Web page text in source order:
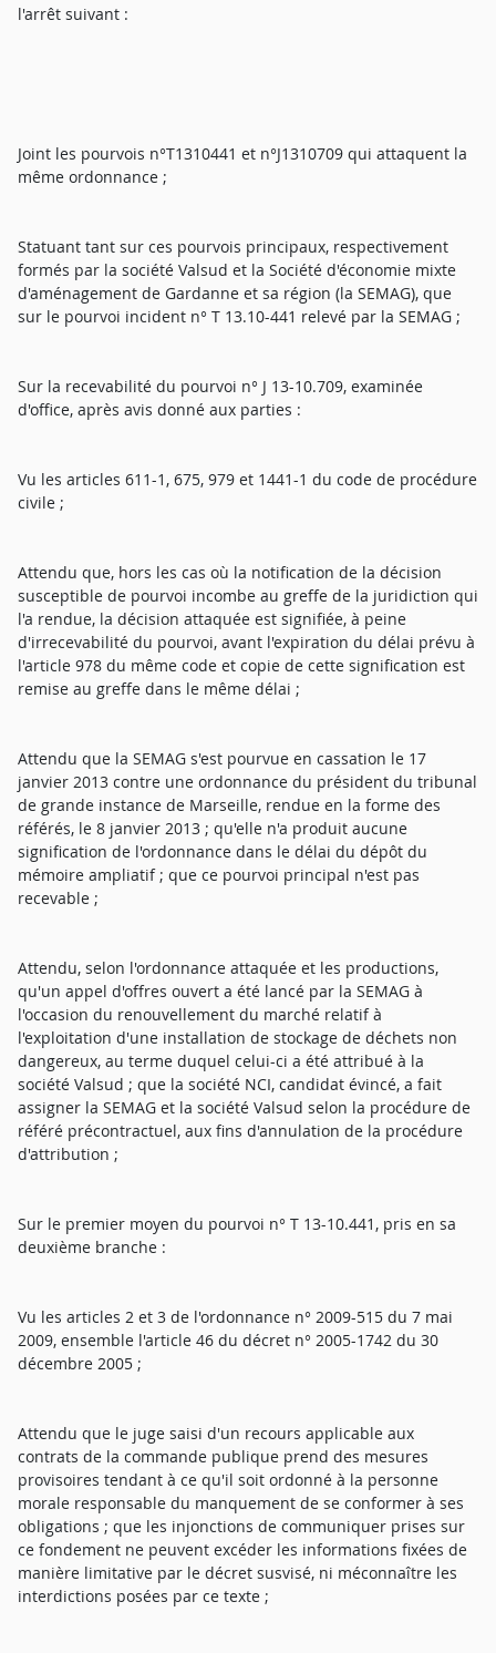
l'arrêt suivant :
Joint les pourvois n°T1310441 et n°J1310709 qui attaquent la
même ordonnance ;
Statuant tant sur ces pourvois principaux, respectivement
formés par la société Valsud et la Société d'économie mixte
d'aménagement de Gardanne et sa région (la SEMAG), que
sur le pourvoi incident n° T 13.10-441 relevé par la SEMAG ;
Sur la recevabilité du pourvoi n° J 13-10.709, examinée
d'office, après avis donné aux parties :
Vu les articles 611-1, 675, 979 et 1441-1 du code de procédure
civile ;
Attendu que, hors les cas où la notification de la décision
susceptible de pourvoi incombe au greffe de la juridiction qui
l'a rendue, la décision attaquée est signifiée, à peine
d'irrecevabilité du pourvoi, avant l'expiration du délai prévu à
l'article 978 du même code et copie de cette signification est
remise au greffe dans le même délai ;
Attendu que la SEMAG s'est pourvue en cassation le 17
janvier 2013 contre une ordonnance du président du tribunal
de grande instance de Marseille, rendue en la forme des
référés, le 8 janvier 2013 ; qu'elle n'a produit aucune
signification de l'ordonnance dans le délai du dépôt du
mémoire ampliatif ; que ce pourvoi principal n'est pas
recevable ;
Attendu, selon l'ordonnance attaquée et les productions,
qu'un appel d'offres ouvert a été lancé par la SEMAG à
l'occasion du renouvellement du marché relatif à
l'exploitation d'une installation de stockage de déchets non
dangereux, au terme duquel celui-ci a été attribué à la
société Valsud ; que la société NCI, candidat évincé, a fait
assigner la SEMAG et la société Valsud selon la procédure de
référé précontractuel, aux fins d'annulation de la procédure
d'attribution ;
Sur le premier moyen du pourvoi n° T 13-10.441, pris en sa
deuxième branche :
Vu les articles 2 et 3 de l'ordonnance n° 2009-515 du 7 mai
2009, ensemble l'article 46 du décret n° 2005-1742 du 30
décembre 2005 ;
Attendu que le juge saisi d'un recours applicable aux
contrats de la commande publique prend des mesures
provisoires tendant à ce qu'il soit ordonné à la personne
morale responsable du manquement de se conformer à ses
obligations ; que les injonctions de communiquer prises sur
ce fondement ne peuvent excéder les informations fixées de
manière limitative par le décret susvisé, ni méconnaître les
interdictions posées par ce texte ;